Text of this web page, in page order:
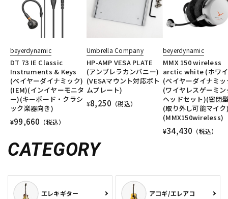
beyerdynamic
DT 73 IE Classic
Instruments & Keys
(ベイヤーダイナミック)
(IEM)(インイヤーモニタ
ー)(キーボード・クラシ
ック楽器向き)
¥99,660 （税込）
Umbrella Company
HP-AMP VESA PLATE
(アンブレラカンパニー)
(VESAマウント対応ボト
ムプレート)
¥8,250 （税込）
beyerdynamic
MMX 150 wireless
arctic white (ホワ
(ベイヤーダイナミ
(ワイヤレスゲーミン
ヘッドセット)(密閉
(取り外し可能マイ
(MMX150wireless)
¥34,430 （税込）
CATEGORY
エレキギター アコギ/エレアコ